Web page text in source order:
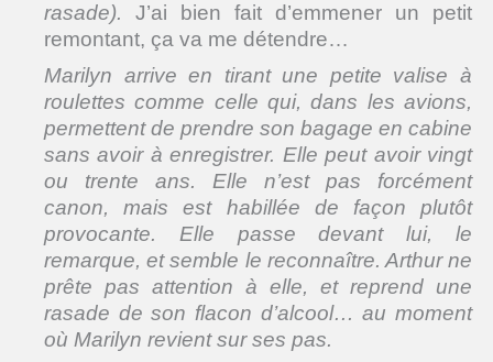
rasade). J’ai bien fait d’emmener un petit
remontant, ça va me détendre…
Marilyn arrive en tirant une petite valise à
roulettes comme celle qui, dans les avions,
permettent de prendre son bagage en cabine
sans avoir à enregistrer. Elle peut avoir vingt
ou trente ans. Elle n’est pas forcément
canon, mais est habillée de façon plutôt
provocante. Elle passe devant lui, le
remarque, et semble le reconnaître. Arthur ne
prête pas attention à elle, et reprend une
rasade de son flacon d’alcool… au moment
où Marilyn revient sur ses pas.